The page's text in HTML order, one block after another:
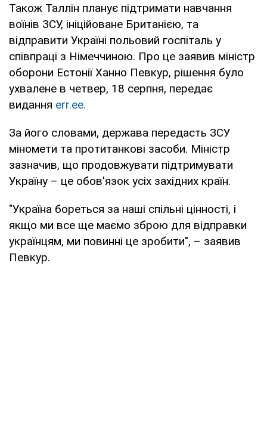
Також Таллін планує підтримати навчання
воїнів ЗСУ, ініційоване Британією, та
відправити Україні польовий госпіталь у
співпраці з Німеччиною. Про це заявив міністр
оборони Естонії Ханно Певкур, рішення було
ухвалене в четвер, 18 серпня, передає
видання err.ee.
За його словами, держава передасть ЗСУ
міномети та протитанкові засоби. Міністр
зазначив, що продовжувати підтримувати
Україну – це обов'язок усіх західних країн.
"Україна бореться за наші спільні цінності, і
якщо ми все ще маємо зброю для відправки
українцям, ми повинні це зробити", – заявив
Певкур.